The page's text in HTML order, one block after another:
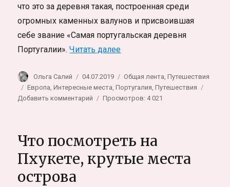
что это за деревня такая, построенная среди
огромных каменных валунов и присвоившая
себе звание «Самая португальская деревня
Португалии».Читать далее«Интересные места
Автор
Ольга Салий Опубликовано
04.07.2019 Рубрики
Общая лента,Путешествия
Метки
Европа,Интересные места,Португалия,Путешествия
Добавить комментарий
Португалии:
деревня
Монсанто
Просмотров: 4 021
Что посмотреть на
Пхукете, крутые места
острова